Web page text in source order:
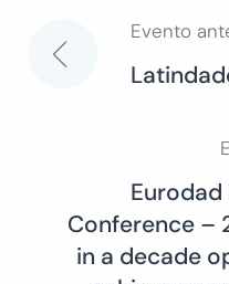
entradas
Evento
Conference –
in a decade